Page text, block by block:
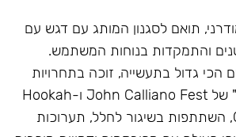
תואם לסגנון המותג עם דגש עם
והתמקדות בנוחות המשתמש.
הכי גדול בתעשייה, זוכה בתחרויות
"נרגילת השנה" של John Calliano Fest ו-Hookah
Club Show, השתתפות בשיגור לחלל, תערוכות